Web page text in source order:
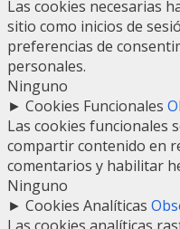
Las cookies necesarias
sitio como inicios de
preferencias de
personales.
Ninguno
► Cookies Funcionales
Las cookies funcionales
compartir contenido en
comentarios y habilitar
Ninguno
► Cookies Analíticas